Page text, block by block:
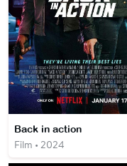
Back in action
Film • 2024